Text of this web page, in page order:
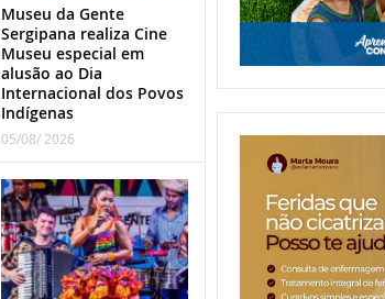
Museu da Gente
Sergipana realiza Cine
Museu especial em
alusão ao Dia
Internacional dos Povos
Indígenas
05/08/ 2026